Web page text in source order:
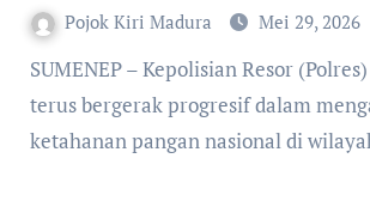
Pojok Kiri Madura Mei 29, 2026
terus bergerak progresif dalam
ketahanan pangan nasional di